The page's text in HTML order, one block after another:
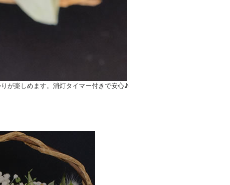
が楽しめます。消灯タイマー付きで安心♪